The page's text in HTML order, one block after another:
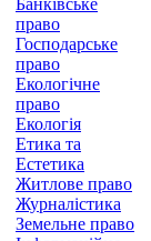
Банківське
право
Господарське
право
Екологічне
право
Екологія
Етика та
Естетика
Житлове право
Журналістика
Земельне право